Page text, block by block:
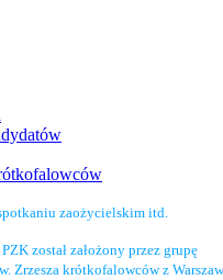
zaożycielskim itd.
został założony przez grupę
Zrzesza krótkofalowców z